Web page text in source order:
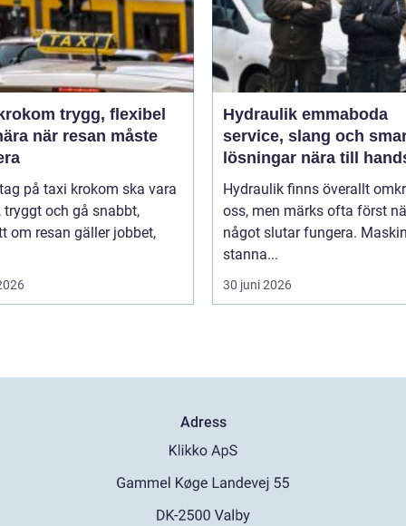
trygg, flexibel
när resan måste
på taxi krokom ska vara
tryggt och gå snabbt,
om resan gäller jobbet,
Hydraulik emmaboda
service, slang och
lösningar nära till
Hydraulik finns överallt
oss, men märks ofta först
något slutar fungera.
stanna...
30 juni 2026
Adress